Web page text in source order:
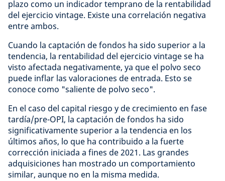
plazo como un indicador temprano de la rentabilidad
del ejercicio vintage. Existe una correlación negativa
entre ambos.
Cuando la captación de fondos ha sido superior a la
tendencia, la rentabilidad del ejercicio vintage se ha
visto afectada negativamente, ya que el polvo seco
puede inflar las valoraciones de entrada. Esto se
conoce como "saliente de polvo seco".
En el caso del capital riesgo y de crecimiento en fase
tardía/pre-OPI, la captación de fondos ha sido
significativamente superior a la tendencia en los
últimos años, lo que ha contribuido a la fuerte
corrección iniciada a fines de 2021. Las grandes
adquisiciones han mostrado un comportamiento
similar, aunque no en la misma medida.